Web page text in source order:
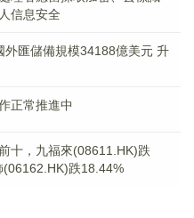
信息安全
外匯儲備規模34188億美元 升
正常推進中
十，九福來(08611.HK)跌
跌18.44%